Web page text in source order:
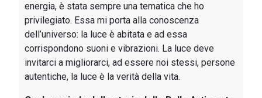
energia, è stata sempre una tematica che ho
privilegiato. Essa mi porta alla conoscenza
dell’universo: la luce è abitata e ad essa
corrispondono suoni e vibrazioni. La luce deve
invitarci a migliorarci, ad essere noi stessi, persone
autentiche, la luce è la verità della vita.